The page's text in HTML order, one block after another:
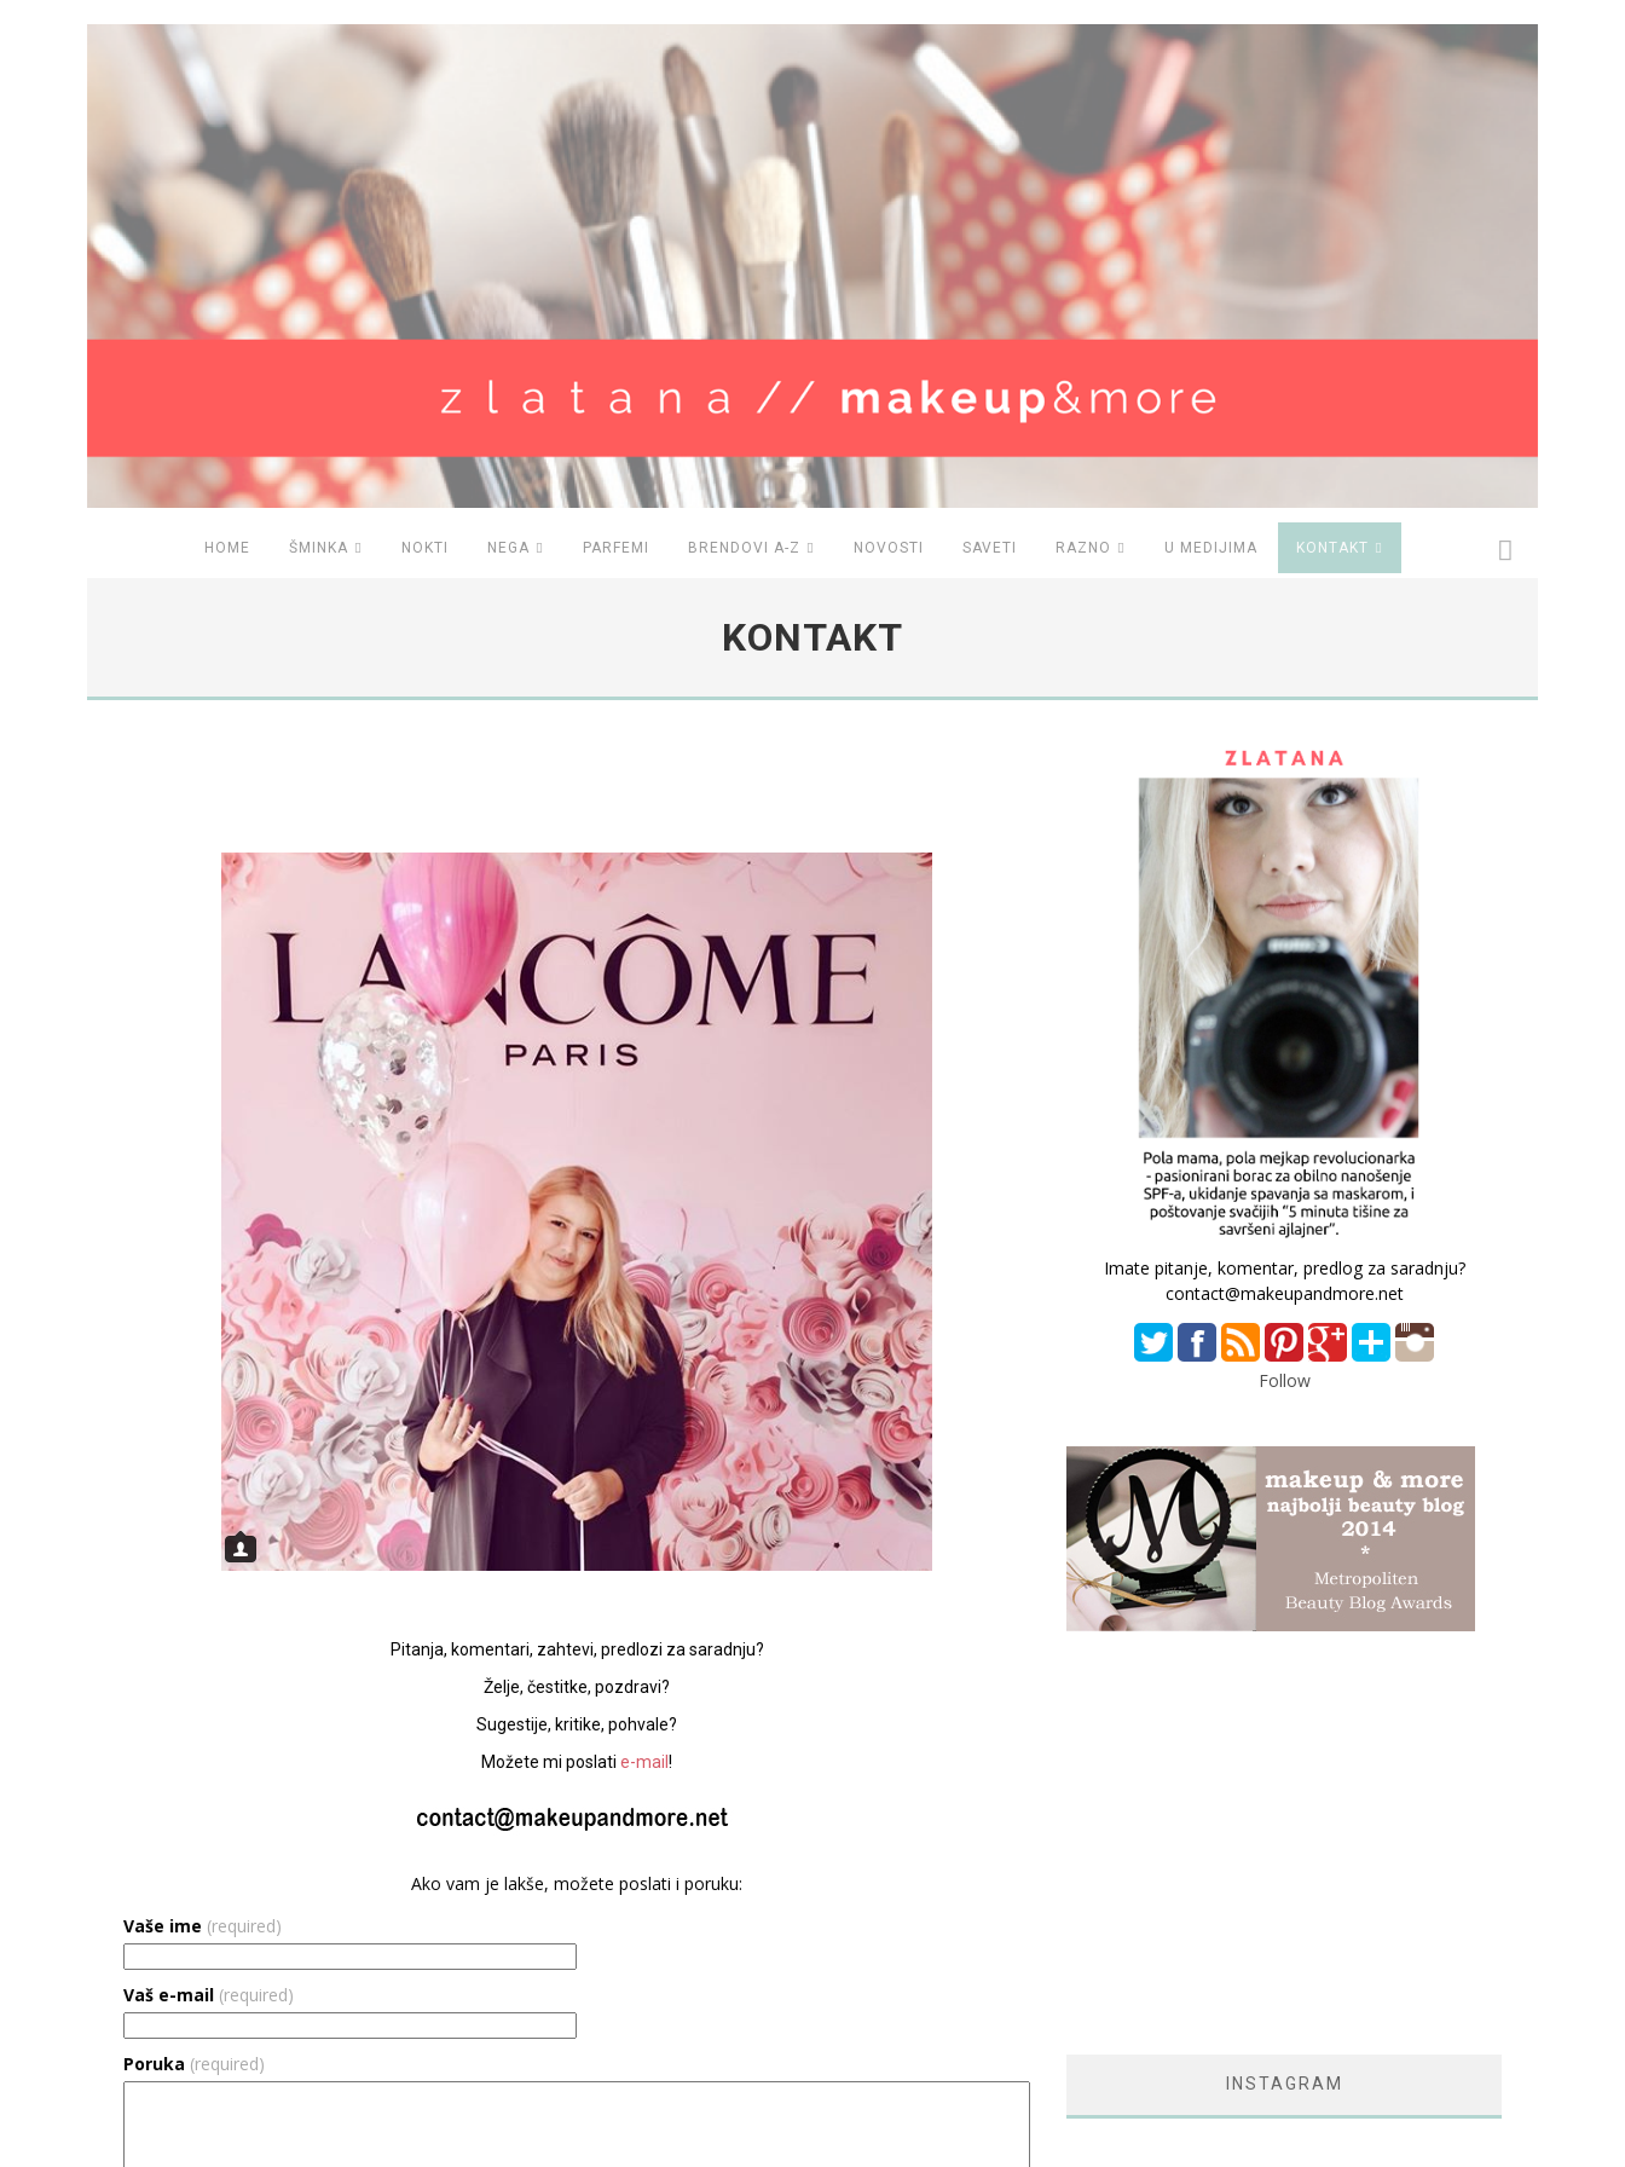
HOME ŠMINKA NOKTI NEGA PARFEMI BRENDOVI A-Z NOVOSTI SAVETI RAZNO U MEDIJIMA KONTAKT
KONTAKT
Pitanja, komentari, zahtevi, predlozi za saradnju?
Želje, čestitke, pozdravi?
Sugestije, kritike, pohvale?
Možete mi poslati e-mail !
Ako vam je lakše, možete poslati i poruku:
Vaše ime (required)
Vaš e-mail (required)
Poruka (required)
Imate pitanje, komentar, predlog za saradnju?
contact@makeupandmore.net
Follow
INSTAGRAM